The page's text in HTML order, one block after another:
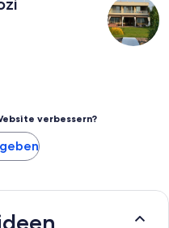
verbessern?